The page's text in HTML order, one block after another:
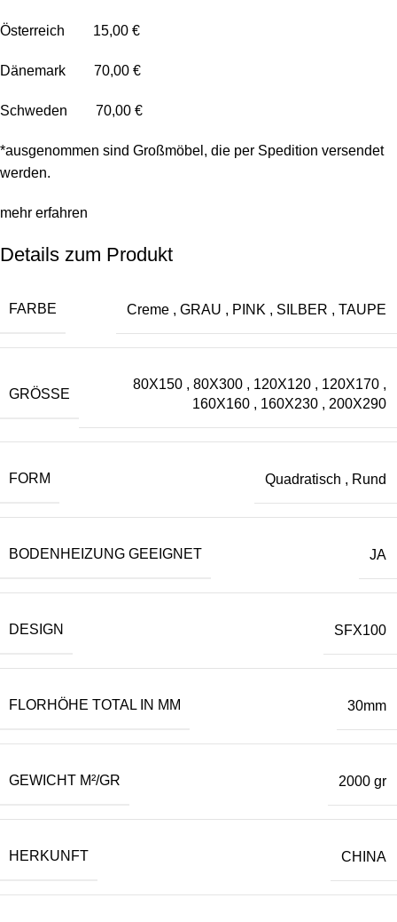
Österreich 15,00 €
Dänemark 70,00 €
Schweden 70,00 €
*ausgenommen sind Großmöbel, die per Spedition versendet
werden.
mehr erfahren
Details zum Produkt
FARBE Creme , GRAU , PINK , SILBER , TAUPE
GRÖSSE
80X150 , 80X300 , 120X120 , 120X170 ,
160X160 , 160X230 , 200X290
FORM Quadratisch , Rund
BODENHEIZUNG GEEIGNET JA
DESIGN SFX100
FLORHÖHE TOTAL IN MM 30mm
GEWICHT M²/GR 2000 gr
HERKUNFT CHINA